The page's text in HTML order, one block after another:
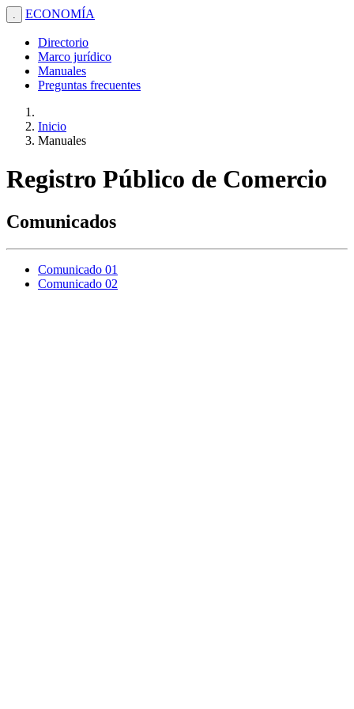
. ECONOMÍA
Directorio
Marco jurídico
Manuales
Preguntas frecuentes
Inicio
Manuales
Registro Público de Comercio
Comunicados
Comunicado 01
Comunicado 02